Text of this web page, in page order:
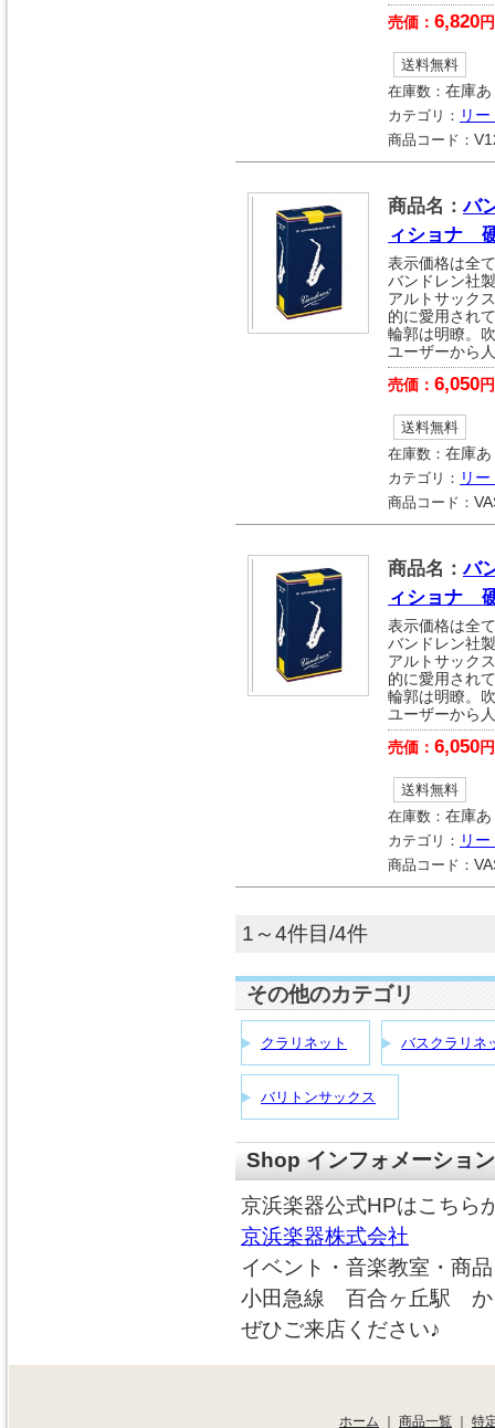
売価： 6,820 円
送料無料
在庫数： 在庫あ
カテゴリ： リー
商品コード：
商品名：バ
ィショナ
表示価格は全
バンドレン社
アルトサック
的に愛用され
輪郭は明瞭。
ユーザーから
売価： 6,050 円
送料無料
在庫数： 在庫あ
カテゴリ： リー
商品コード：
商品名：バ
ィショナ
表示価格は全
バンドレン社
アルトサック
的に愛用され
輪郭は明瞭。
ユーザーから
売価： 6,050 円
送料無料
在庫数： 在庫あ
カテゴリ： リー
商品コード：
1～4件目/4件
その他のカテゴリ
クラリネット バスクラリネ
バリトンサックス
Shop インフォメーション
京浜楽器公式HPはこちら
京浜楽器株式会社
イベント・音楽教室・商
小田急線 百合ヶ丘駅 か
ぜひご来店ください♪
ホーム ｜ 商品一覧 ｜ 特